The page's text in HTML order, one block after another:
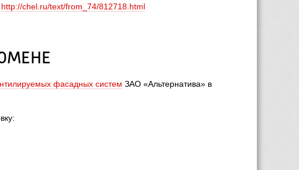
http://chel.ru/text/from_74/812718.html
фасадных систем ЗАО «Альтернатива» в